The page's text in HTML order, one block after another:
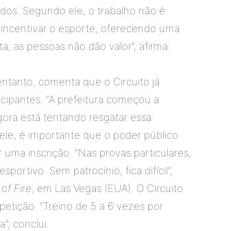
Segundo ele, o trabalho não é
o esporte, oferecendo uma
as pessoas não dão valor”, afirma.
comenta que o Circuito já
“A prefeitura começou a
está tentando resgatar essa
é importante que o poder público
inscrição. “Nas provas particulares,
Sem patrocínio, fica difícil”,
Fire, em Las Vegas (EUA). O Circuito
“Treino de 5 a 6 vezes por
conclui.